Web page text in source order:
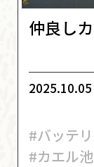
仲良し
2025.10.05
#バッテ
#カエル池